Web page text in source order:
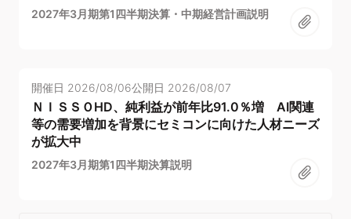
2027年3月期第1四半期決算・中期経営計画説明
開催日 2026/08/06公開日 2026/08/07
ＮＩＳＳＯHD、純利益が前年比91.0％増 AI関連
等の需要増加を背景にセミコンに向けた人材ニーズ
が拡大中
2027年3月期第1四半期決算説明